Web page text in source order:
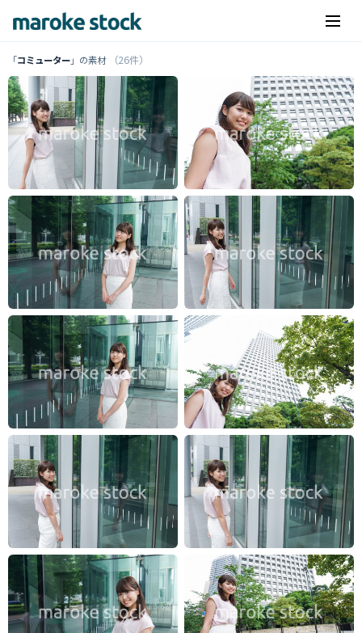
「コミューター」の素材 （26件）